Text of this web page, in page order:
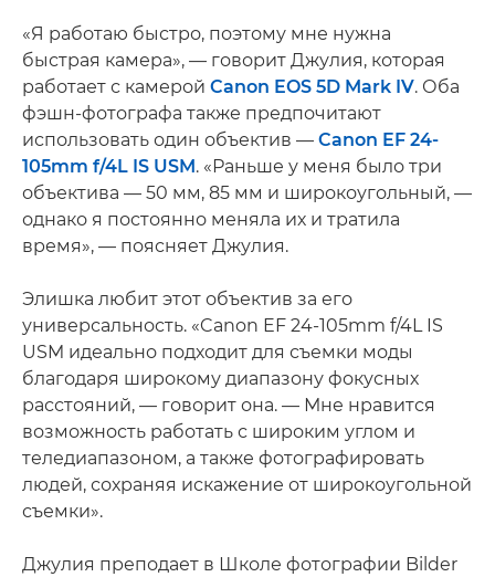
«Я работаю быстро, поэтому мне нужна
быстрая камера», — говорит Джулия, которая
работает с камерой Canon EOS 5D Mark IV. Оба
фэшн-фотографа также предпочитают
использовать один объектив — Canon EF 24-
105mm f/4L IS USM . «Раньше у меня было три
объектива — 50 мм, 85 мм и широкоугольный, —
однако я постоянно меняла их и тратила
время», — поясняет Джулия.
Элишка любит этот объектив за его
универсальность. «Canon EF 24-105mm f/4L IS
USM идеально подходит для съемки моды
благодаря широкому диапазону фокусных
расстояний, — говорит она. — Мне нравится
возможность работать с широким углом и
теледиапазоном, а также фотографировать
людей, сохраняя искажение от широкоугольной
съемки».
Джулия преподает в Школе фотографии Bilder